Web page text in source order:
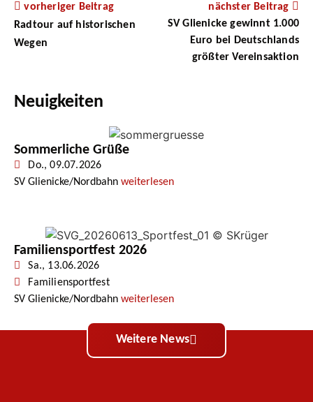
vorheriger Beitrag
Radtour auf historischen
Wegen
nächster Beitrag
SV Glienicke gewinnt 1.000
Euro bei Deutschlands
größter Vereinsaktion
Neuigkeiten
Sommerliche Grüße
Do., 09.07.2026
SV Glienicke/Nordbahn weiterlesen
Familiensportfest 2026
Sa., 13.06.2026
Familiensportfest
SV Glienicke/Nordbahn weiterlesen
Weitere News